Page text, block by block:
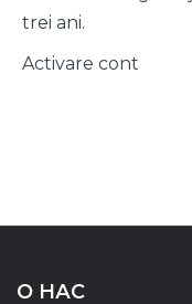
trei ani.
Activare cont
О НАС